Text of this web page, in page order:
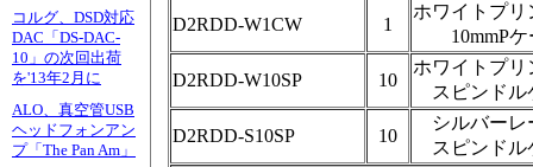
コルグ、DSD対応
DAC「DS-DAC-
10」の次回出荷
を'13年2月に
ALO、真空管USB
ヘッドフォンアン
プ「The Pan Am」
D2RDD-W1CW 1
ホワイトプリ
10mmP
D2RDD-W10SP 10
ホワイトプリ
スピンドル
D2RDD-S10SP 10
シルバーレ
スピンドル